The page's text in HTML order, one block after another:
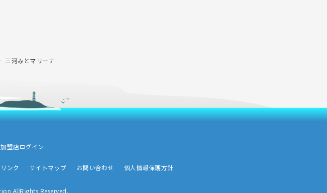
三河みとマリーナ
加盟店ログイン
ンク サイトマップ お問い合わせ 個人情報保護方針
AllRights Reserved.